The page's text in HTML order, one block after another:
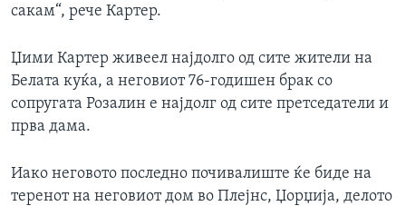
сакам“, рече Картер.
Џими Картер живеел најдолго од сите жители на
Белата куќа, а неговиот 76-годишен брак со
сопругата Розалин е најдолг од сите претседатели и
прва дама.
Иако неговото последно почивалиште ќе биде на
теренот на неговиот дом во Плејнс, Џорџија, делото